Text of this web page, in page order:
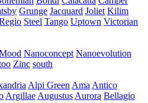
Grunge Jacquard Joliet Kilim
Steel Tango Uptown Victorian
Nanoconcept Nanoevolution
Zinc south
Alpi Green Ama Antico
Argillae Augustus Aurora Bellagio